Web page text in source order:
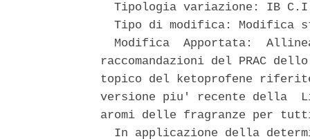
Tipologia variazione: IB
Tipo di modifica: Modifica
Modifica  Apportata:
raccomandazioni del PRAC
topico del ketoprofene
versione piu' recente della
aromi delle fragranze per
In applicazione della